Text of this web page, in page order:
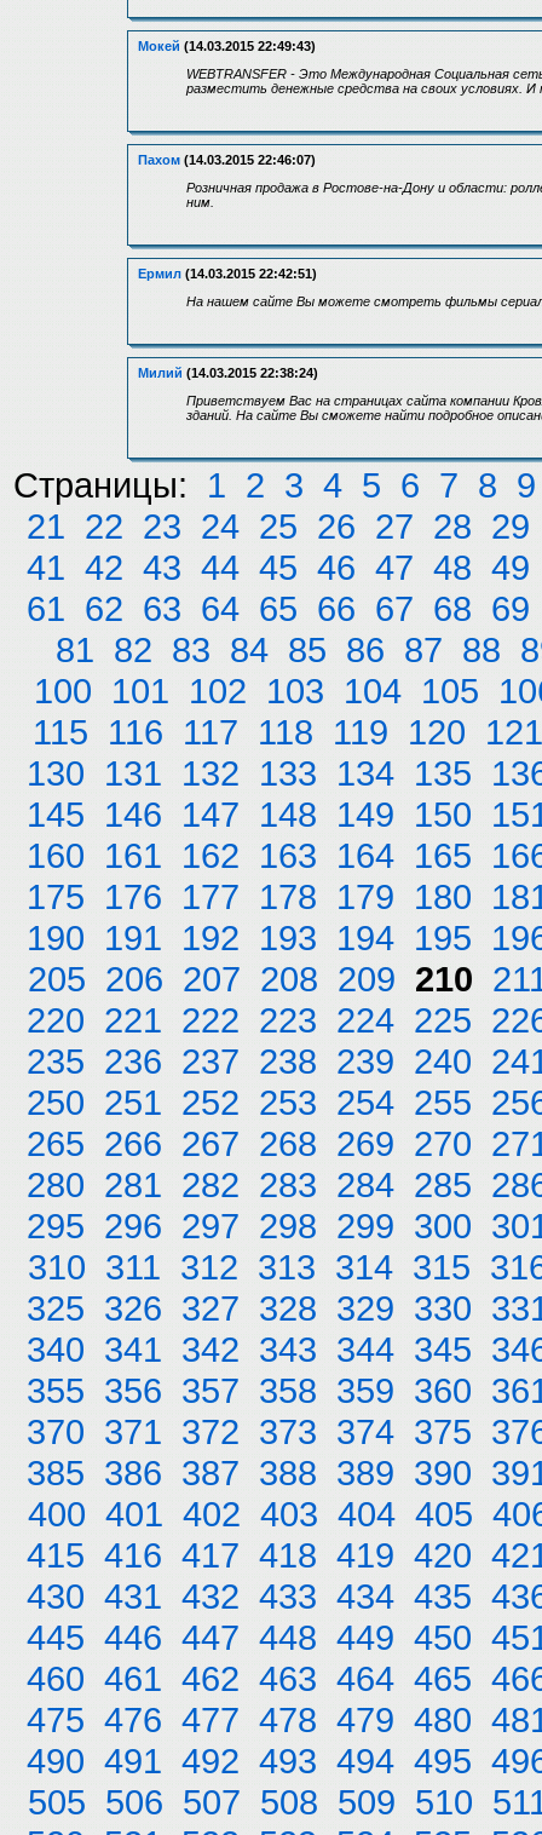
Мокей (14.03.2015 22:49:43)
WEBTRANSFER - Это Международная Социальная
разместить денежные средства на своих условиях. И
Пахом (14.03.2015 22:46:07)
Розничная продажа в Ростове-на-Дону и области:
ним.
Ермил (14.03.2015 22:42:51)
На нашем сайте Вы можете смотреть фильмы
Милий (14.03.2015 22:38:24)
Приветствуем Вас на страницах сайта компании
зданий. На сайте Вы сможете найти подробное
Страницы: 1 2 3 4 5 6 7 8 9
21 22 23 24 25 26 27 28 29
41 42 43 44 45 46 47 48 49
61 62 63 64 65 66 67 68 69
81 82 83 84 85 86 87 88
100 101 102 103 104 105
115 116 117 118 119 120 121
130 131 132 133 134 135
145 146 147 148 149 150
160 161 162 163 164 165
175 176 177 178 179 180
190 191 192 193 194 195
205 206 207 208 209 210
220 221 222 223 224 225
235 236 237 238 239 240
250 251 252 253 254 255
265 266 267 268 269 270
280 281 282 283 284 285
295 296 297 298 299 300
310 311 312 313 314 315
325 326 327 328 329 330
340 341 342 343 344 345
355 356 357 358 359 360
370 371 372 373 374 375
385 386 387 388 389 390
400 401 402 403 404 405
415 416 417 418 419 420
430 431 432 433 434 435
445 446 447 448 449 450
460 461 462 463 464 465
475 476 477 478 479 480
490 491 492 493 494 495
505 506 507 508 509 510